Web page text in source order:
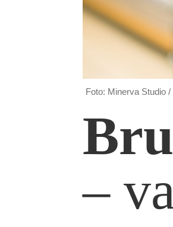
Foto: Minerva Studio
–